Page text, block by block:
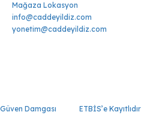
Mağaza Lokasyon
info@caddeyildiz.com
yonetim@caddeyildiz.com
Güven Damgası ETBİS’e Kayıtlıdır